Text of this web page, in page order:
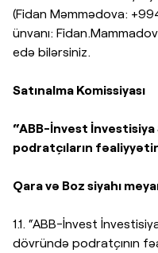
(Fidan Məmmədova:
ünvanı:
edə bilərsiniz.
Satınalma Komissiyası
“ABB-İnvest
podratçıların
Qara və Boz siyahı
1.1. “ABB-İnvest
dövründə podratçının